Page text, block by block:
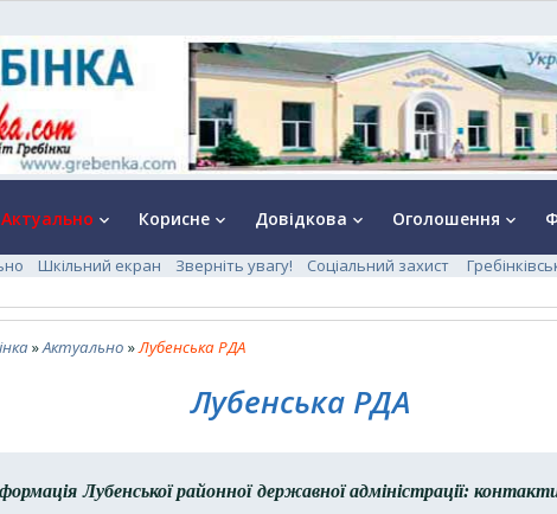
Актуально keyboard_arrow_down Корисне keyboard_arrow_down Довідкова keyboard_arrow_down Оголошення keyboard_arrow_down
Шкільний екран Зверніть увагу! Соціальний захист
»Актуально »Лубенська РДА
Лубенська РДА
Лубенської районної державної адміністрації: